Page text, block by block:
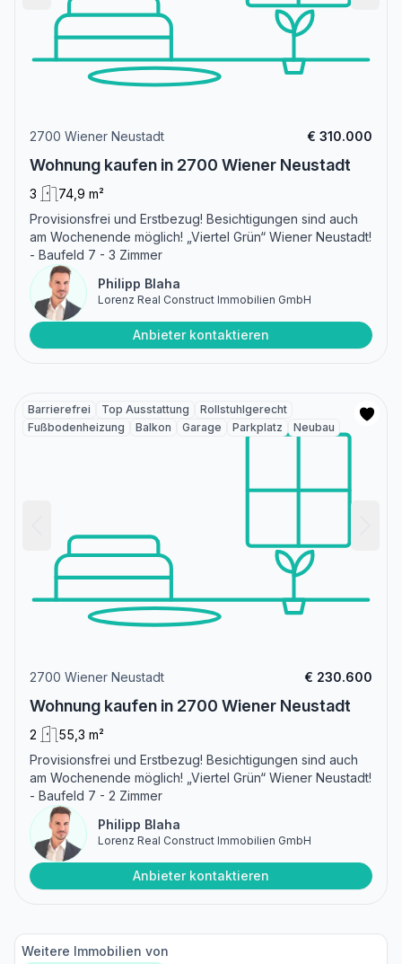
2700 Wiener Neustadt € 310.000
Wohnung kaufen in 2700 Wiener Neustadt
3
74,9 m²
Provisionsfrei und Erstbezug! Besichtigungen sind auch
am Wochenende möglich! „Viertel Grün“ Wiener Neustadt!
- Baufeld 7 - 3 Zimmer
Philipp Blaha
Lorenz Real Construct Immobilien GmbH
Anbieter kontaktieren
Barrierefrei Top Ausstattung
Rollstuhlgerecht
Fußbodenheizung
Balkon Garage Parkplatz Neubau
2700 Wiener Neustadt € 230.600
Wohnung kaufen in 2700 Wiener Neustadt
2
55,3 m²
Provisionsfrei und Erstbezug! Besichtigungen sind auch
am Wochenende möglich! „Viertel Grün“ Wiener Neustadt!
- Baufeld 7 - 2 Zimmer
Philipp Blaha
Lorenz Real Construct Immobilien GmbH
Anbieter kontaktieren
Weitere Immobilien von